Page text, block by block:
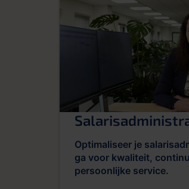
Optimaliseer je
ga voor kwaliteit,
persoonlijke service.